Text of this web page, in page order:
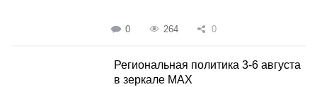
0 264 0
Региональная политика 3-6 августа
в зеркале MAX